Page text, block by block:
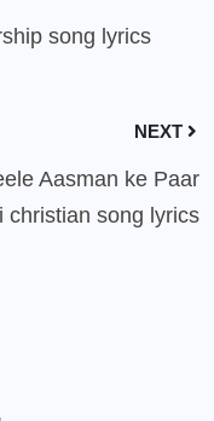
song lyrics
NEXT
Aasman ke Paar
christian song lyrics